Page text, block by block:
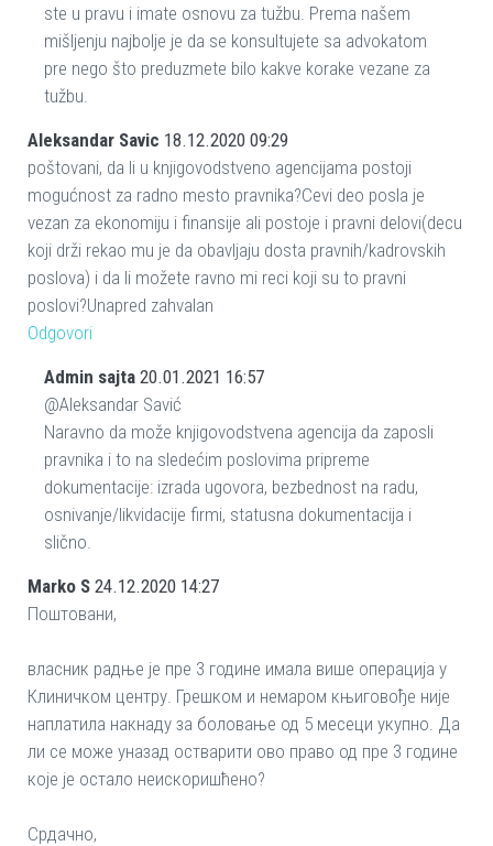
ste u pravu i imate osnovu za tužbu. Prema našem
mišljenju najbolje je da se konsultujete sa advokatom
pre nego što preduzmete bilo kakve korake vezane za
tužbu.
Aleksandar Savic 18.12.2020 09:29
poštovani, da li u knjigovodstveno agencijama postoji
mogućnost za radno mesto pravnika?Cevi deo posla je
vezan za ekonomiju i finansije ali postoje i pravni delovi(decu
koji drži rekao mu je da obavljaju dosta pravnih/kadrovskih
poslova) i da li možete ravno mi reci koji su to pravni
poslovi?Unapred zahvalan
Odgovori
Admin sajta 20.01.2021 16:57
@Aleksandar Savić
Naravno da može knjigovodstvena agencija da zaposli
pravnika i to na sledećim poslovima pripreme
dokumentacije: izrada ugovora, bezbednost na radu,
osnivanje/likvidacije firmi, statusna dokumentacija i
slično.
Marko S 24.12.2020 14:27
Поштовани,
власник радње је пре 3 године имала више операција у
Клиничком центру. Грешком и немаром књиговође није
наплатила накнаду за боловање од 5 месеци укупно. Да
ли се може уназад остварити ово право од пре 3 године
које је остало неискоришћено?
Срдачно,